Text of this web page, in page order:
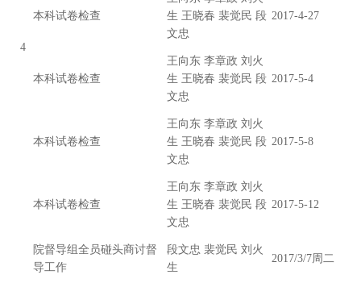
4
本科试卷检查
生 王晓春 裴觉民 段
文忠
2017-4-27
本科试卷检查
王向东 李章政 刘火
生 王晓春 裴觉民 段
文忠
2017-5-4
本科试卷检查
王向东 李章政 刘火
生 王晓春 裴觉民 段
文忠
2017-5-8
本科试卷检查
王向东 李章政 刘火
生 王晓春 裴觉民 段
文忠
2017-5-12
院督导组全员碰头商讨督
导工作
段文忠 裴觉民 刘火
生
2017/3/7周二